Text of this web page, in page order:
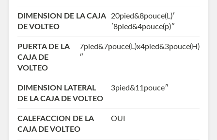
DIMENSION DE LA CAJA
DE VOLTEO
20pied&8pouce(L)′
′8pied&4pouce(p)″
PUERTA DE LA
CAJA DE
VOLTEO
7pied&7pouce(L)x4pied&3pouce(H)
″
DIMENSION LATERAL
DE LA CAJA DE VOLTEO
3pied&11pouce″
CALEFACCION DE LA
CAJA DE VOLTEO
OUI